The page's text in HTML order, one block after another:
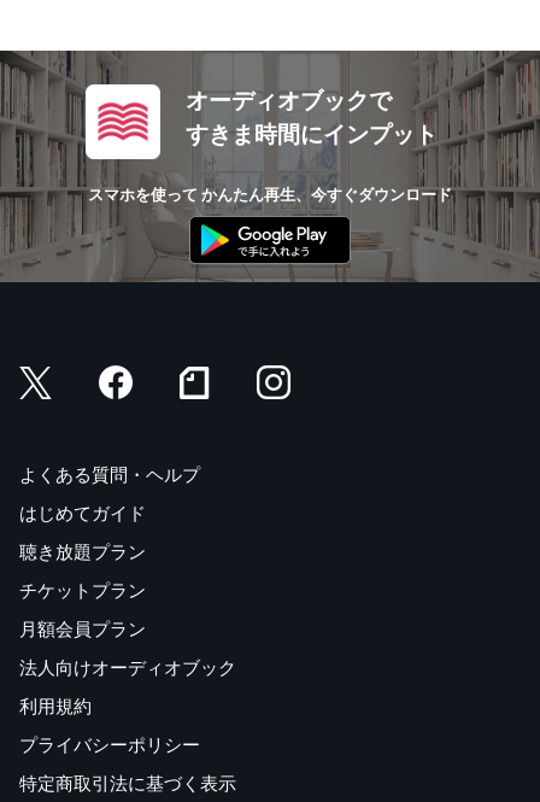
オーディオブックで
すきま時間にインプット
スマホを使って かんたん再生、今すぐダウンロード
よくある質問・ヘルプ
はじめてガイド
聴き放題プラン
チケットプラン
月額会員プラン
法人向けオーディオブック
利用規約
プライバシーポリシー
特定商取引法に基づく表示